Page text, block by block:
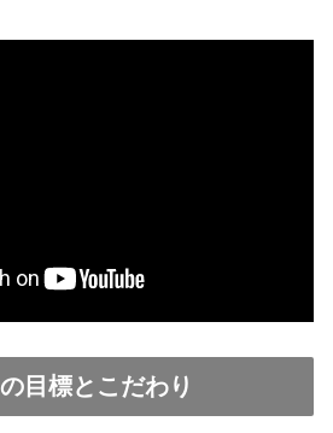
目標とこだわり